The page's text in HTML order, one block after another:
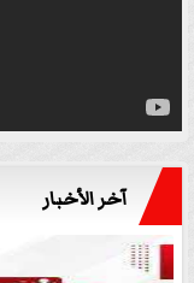
آخر الأخبار